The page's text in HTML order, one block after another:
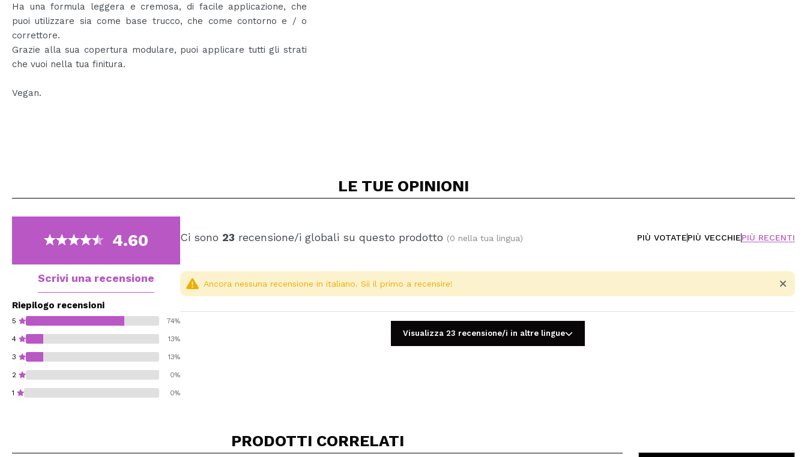
Ha una formula leggera e cremosa, di facile applicazione, che
puoi utilizzare sia come base trucco, che come contorno e / o
correttore.
Grazie alla sua copertura modulare, puoi applicare tutti gli strati
che vuoi nella tua finitura.
Vegan.
LE TUE OPINIONI
4.60
Scrivi una recensione
Riepilogo recensioni
5 74%
4 13%
3 13%
2 0%
1 0%
Ci sono 23 recensione/i globali su questo prodotto (0 nella tua lingua) PIÙ VOTATEPIÙ VECCHIEPIÙ RECENTI
Ancora nessuna recensione in italiano. Sii il primo a recensire!
Visualizza 23 recensione/i in altre lingue
PRODOTTI CORRELATI